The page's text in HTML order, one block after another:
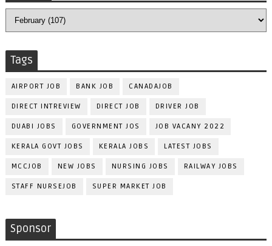
Tags
AIRPORT JOB BANK JOB CANADAJOB
DIRECT INTREVIEW DIRECT JOB DRIVER JOB
DUABI JOBS GOVERNMENT JOS JOB VACANY 2022
KERALA GOVT JOBS KERALA JOBS LATEST JOBS
MCCJOB NEW JOBS NURSING JOBS RAILWAY JOBS
STAFF NURSEJOB SUPER MARKET JOB
Sponsor